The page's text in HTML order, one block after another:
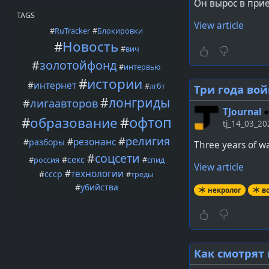
TAGS
#RuTracker #Блокировки
#Новость #вич
#золотойфонд #интервью
#интернет#истории #лгбт
#лигаавторов#лонгриды
#образование#офтоп
#разборы #резонанс #религия
#россия #секс #соцсети #спид
#ссср #технологии #треды
#убийства
29 июня, после
критику в
В BMW мы
расу,
Мы все
наших
кто
нам.
Другие
утверждения,
бренда и
Мужчина на
исполнитель),
объединения
Он вырос в
View article
Три года
TJournal
Three years of
View article
некролог
Как